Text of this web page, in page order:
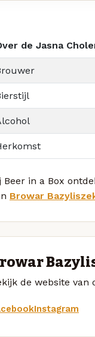
de Jasna
Beer in a Box
Browar
de website van
Instagram